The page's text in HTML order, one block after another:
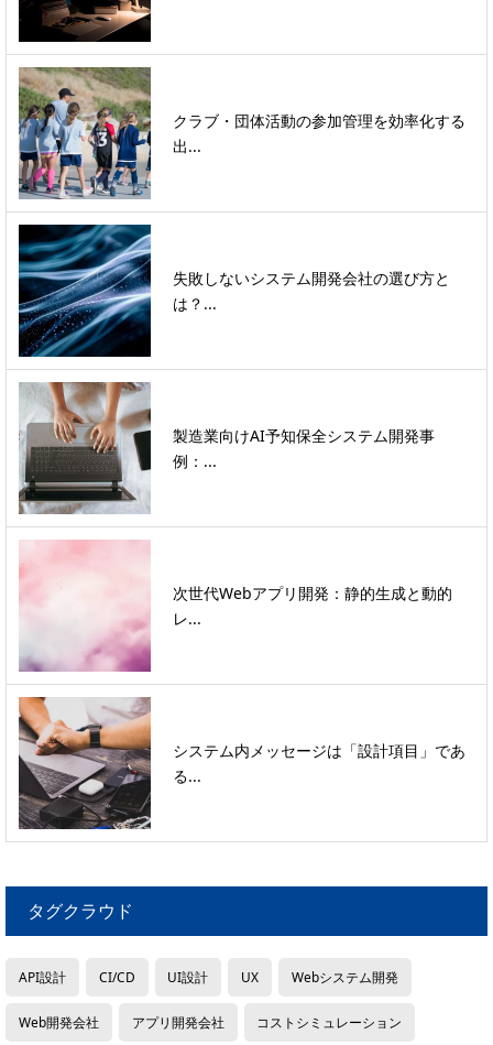
クラブ・団体活動の参加管理を効率化する
出...
失敗しないシステム開発会社の選び方と
は？...
製造業向けAI予知保全システム開発事
例：...
次世代Webアプリ開発：静的生成と動的
レ...
システム内メッセージは「設計項目」であ
る...
タグクラウド
API設計 CI/CD UI設計 UX Webシステム開発
Web開発会社 アプリ開発会社 コストシミュレーション